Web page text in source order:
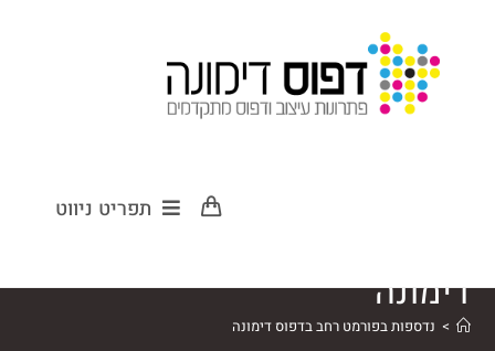
תפריט ניווט
דימונה
> נדספות בפורמט רחב בדפוס דימונה